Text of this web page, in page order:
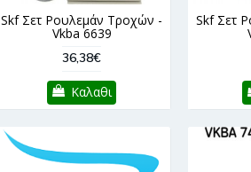
Skf Σετ Ρουλεμάν Τροχών -
Vkba 6639
36,38€
Καλαθι
Skf Σετ